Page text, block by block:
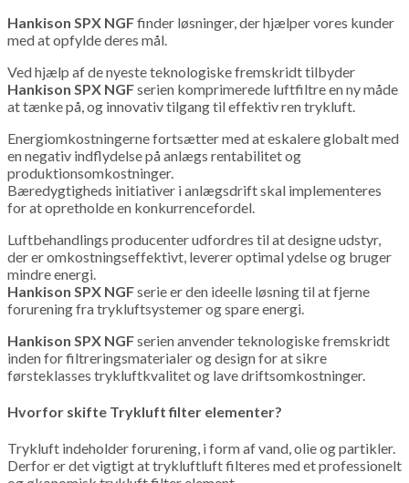
Hankison SPX NGFfinder løsninger, der hjælper vores kunder
med at opfylde deres mål.
Ved hjælp af de nyeste teknologiske fremskridt tilbyder
Hankison SPX NGFserien komprimerede luftfiltre en ny måde
at tænke på, og innovativ tilgang til effektiv ren trykluft.
Energiomkostningerne fortsætter med at eskalere globalt med
en negativ indflydelse på anlægs rentabilitet og
produktionsomkostninger.
Bæredygtigheds initiativer i anlægsdrift skal implementeres
for at opretholde en konkurrencefordel.
Luftbehandlings producenter udfordres til at designe udstyr,
der er omkostningseffektivt, leverer optimal ydelse og bruger
mindre energi.
Hankison SPX NGFserie er den ideelle løsning til at fjerne
forurening fra trykluftsystemer og spare energi.
Hankison SPX NGFserien anvender teknologiske fremskridt
inden for filtreringsmaterialer og design for at sikre
førsteklasses trykluftkvalitet og lave driftsomkostninger.
Hvorfor skifte Trykluft filter elementer?
Trykluft indeholder forurening, i form af vand, olie og partikler.
Derfor er det vigtigt at trykluftluft filteres med et professionelt